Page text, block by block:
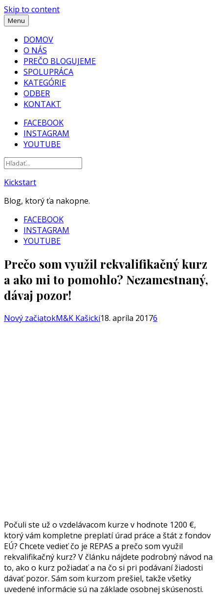
Skip to content
Menu
DOMOV
O NÁS
PREČO BLOGUJEME
SPOLUPRÁCA
KATEGÓRIE
ODBER
KONTAKT
FACEBOOK
INSTAGRAM
YOUTUBE
Kickstart
Blog, ktorý ťa nakopne.
FACEBOOK
INSTAGRAM
YOUTUBE
Prečo som využil rekvalifikačný kurz
a ako mi to pomohlo? Nezamestnaný,
dávaj pozor!
Nový začiatokM&K Kašickí18. apríla 20176
Počuli ste už o vzdelávacom kurze v hodnote 1200 €,
ktorý vám kompletne preplatí úrad práce a štát z fondov
EÚ? Chcete vedieť čo je REPAS a prečo som využil
rekvalifikačný kurz? V článku nájdete podrobný návod na
to, ako o kurz požiadať a na čo si pri podávaní žiadosti
dávať pozor. Sám som kurzom prešiel, takže všetky
uvedené informácie sú na základe osobnej skúsenosti.